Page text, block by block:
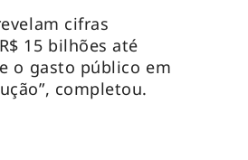
cifras
15 bilhões até
o gasto público em
completou.